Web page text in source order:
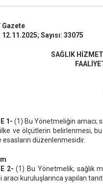
Gazete
Sayısı: 33075
SAĞLIK
1- (1) Bu Yönetmeliğin amacı;
ve ölçütlerin belirlenmesi,
esasların düzenlenmesidir.
2-(1) Bu Yönetmelik; sağlık
kuruluşlarınca yapılan